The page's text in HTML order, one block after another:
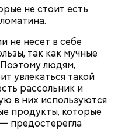
не стоит есть
не несет в себе
так как мучные
людям,
увлекаться такой
рассольник и
в них используются
продукты, которые
предостерегла
борщ, щи, котлеты,
пироги, омлет,
используется